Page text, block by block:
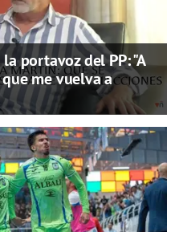
portavoz del PP: "A
me vuelva a